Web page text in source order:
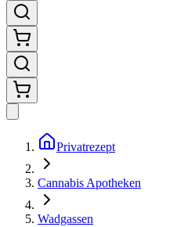
Privatrezept
Cannabis Apotheken
Wadgassen